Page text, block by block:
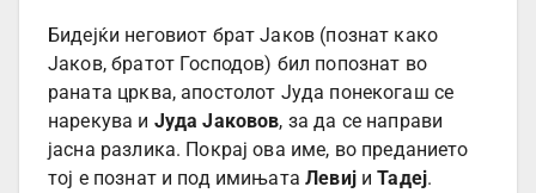
Бидејќи неговиот брат Јаков (познат како
Јаков, братот Господов) бил попознат во
раната црква, апостолот Јуда понекогаш се
нарекува и Јуда Јаковов, за да се направи
јасна разлика. Покрај ова име, во преданието
тој е познат и под имињатаЛевијиТадеј.